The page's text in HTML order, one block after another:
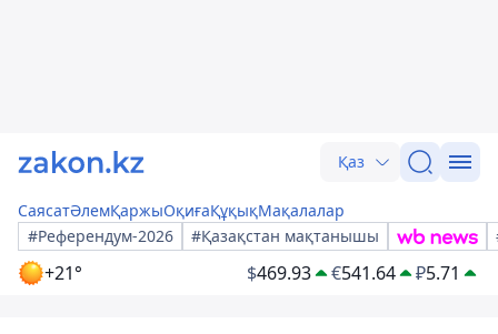
Қаз
СаясатӘлемҚаржыОқиғаҚұқықМақалалар
#Референдум-2026
#Қазақстан мақтанышы
+21° $469.93 €541.64 ₽5.71